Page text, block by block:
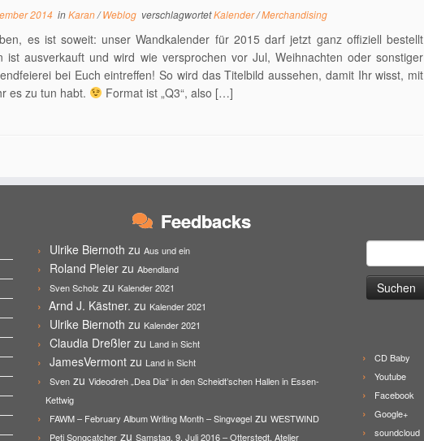
2014 inKaran/Weblog verschlagwortetKalender/Merchandising
es ist soweit: unser Wandkalender für 2015 darf jetzt ganz offiziell bestellt
ist ausverkauft und wird wie versprochen vor Jul, Weihnachten oder sonstiger
bei Euch eintreffen! So wird das Titelbild aussehen, damit Ihr wisst, mit
es zu tun habt.
Format ist „Q3“, also […]
Feedbacks
Ulrike Biernoth zu Aus und ein
Roland Pleier zu Abendland
Sven Scholz zu Kalender 2021
Arnd J. Kästner. zu Kalender 2021
Ulrike Biernoth zu Kalender 2021
Claudia Dreßler zu Land in Sicht
JamesVermont zu Land in Sicht
Sven zu Videodreh „Dea Dia“ in den Scheidt’schen Hallen in Essen-
Kettwig
FAWM – February Album Writing Month – Singvøgel zu WESTWIND
Peti Songcatcher zu Samstag, 9. Juli 2016 – Otterstedt, Atelier
nach:
CD Baby
Youtube
Facebook
Google+
soundcloud